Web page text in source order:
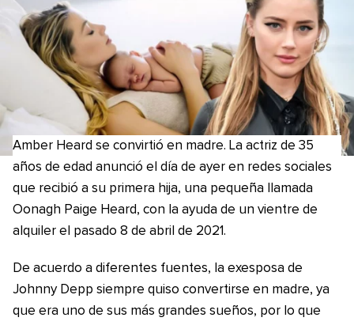
Amber Heard se convirtió en madre. La actriz de 35
años de edad anunció el día de ayer en redes sociales
que recibió a su primera hija, una pequeña llamada
Oonagh Paige Heard, con la ayuda de un vientre de
alquiler el pasado 8 de abril de 2021.
De acuerdo a diferentes fuentes, la exesposa de
Johnny Depp siempre quiso convertirse en madre, ya
que era uno de sus más grandes sueños, por lo que